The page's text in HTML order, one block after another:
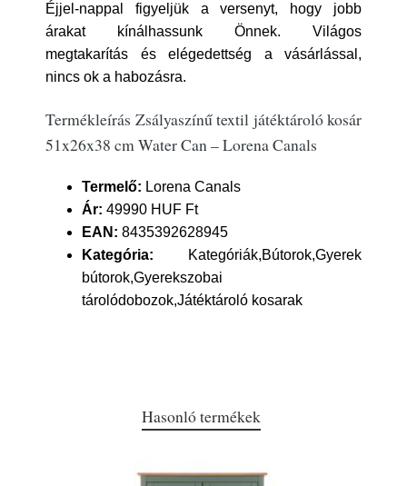
Éjjel-nappal figyeljük a versenyt, hogy jobb
árakat kínálhassunk Önnek. Világos
megtakarítás és elégedettség a vásárlással,
nincs ok a habozásra.
Termékleírás Zsályaszínű textil játéktároló kosár
51x26x38 cm Water Can – Lorena Canals
Termelő: Lorena Canals
Ár: 49990 HUF Ft
EAN: 8435392628945
Kategória: Kategóriák,Bútorok,Gyerek
bútorok,Gyerekszobai
tárolódobozok,Játéktároló kosarak
Hasonló termékek